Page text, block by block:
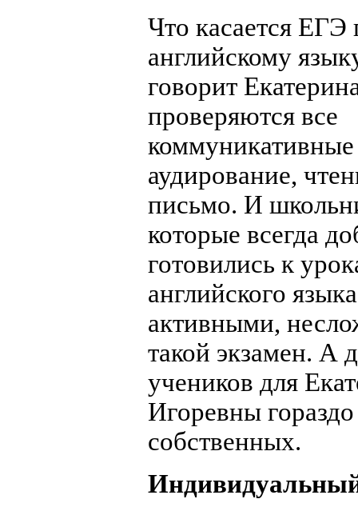
Что касается ЕГЭ
английскому
говорит
проверяются все
аудирование,
письмо. И
которые всегда
готовились к
английского
активными,
такой экзамен. А
учеников для
Игоревны
собственных.